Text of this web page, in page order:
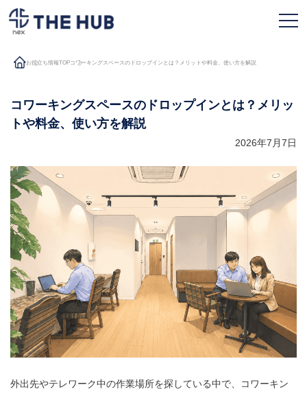
お申込み 会員ページ
利用プラン
拠点一覧
契約フロー
よくある質問
人気のオフィス
お役立ち情報TOPコワーキングスペースのドロップインとは？メリットや料金、使い方を解説
コワーキングスペースのドロップインとは？メリッ
トや料金、使い方を解説
2026年7月7日
外出先やテレワーク中の作業場所を探している中で、コワーキン